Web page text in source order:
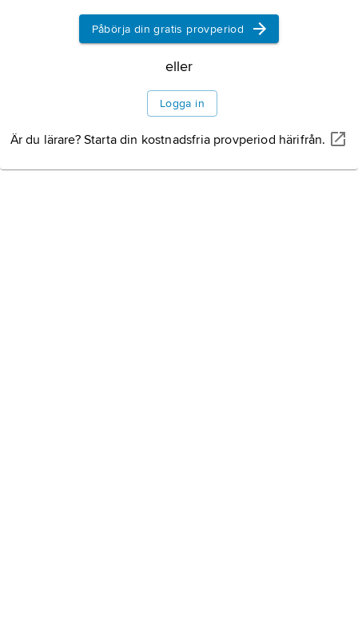
) sumpstålört och fältgentiana (
Gentianeʹlla campeʹstris
Information om artikeln
Påbörja din gratis provperiod
eller
Logga in
Är du lärare? Starta din kostnadsfria provperiod härifrån.